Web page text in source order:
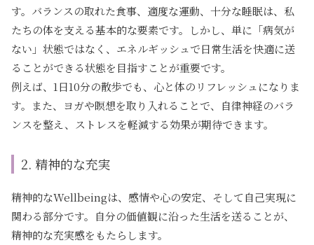
す。バランスの取れた食事、適度な運動、十分な睡眠は、私
たちの体を支える基本的な要素です。しかし、単に「病気が
ない」状態ではなく、エネルギッシュで日常生活を快適に送
ることができる状態を目指すことが重要です。
例えば、1日10分の散歩でも、心と体のリフレッシュになりま
す。また、ヨガや瞑想を取り入れることで、自律神経のバラ
ンスを整え、ストレスを軽減する効果が期待できます。
2. 精神的な充実
精神的なWellbeingは、感情や心の安定、そして自己実現に
関わる部分です。自分の価値観に沿った生活を送ることが、
精神的な充実感をもたらします。